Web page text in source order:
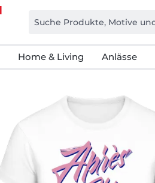
Home & Living Anlässe